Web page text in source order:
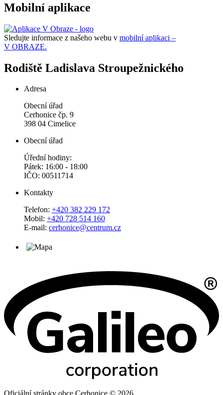
Mobilní aplikace
Sledujte informace z našeho webu v mobilní aplikaci –
V OBRAZE.
Rodiště Ladislava Stroupežnického
Adresa
Obecní úřad
Cerhonice čp. 9
398 04 Cimelice
Obecní úřad
Úřední hodiny:
Pátek: 16:00 - 18:00
IČO: 00511714
Kontakty
Telefon: +420 382 229 172
Mobil: +420 728 514 160
E-mail: cerhonice@centrum.cz